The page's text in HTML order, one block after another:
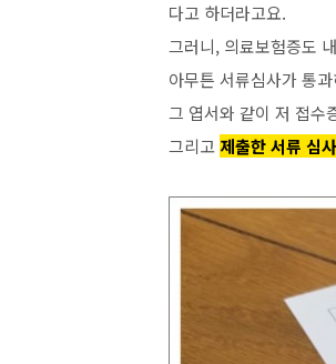
다고 하더라고요.
그러니, 의료보험증도
아무튼 서류심사가 통
그 엽서와 같이 저 접수
그리고 제출한 서류 심